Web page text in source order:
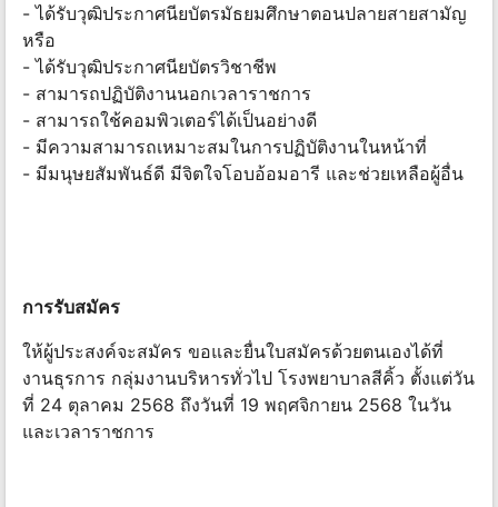
- ได้รับวุฒิประกาศนียบัตรมัธยมศึกษาตอนปลายสายสามัญ
หรือ
- ได้รับวุฒิประกาศนียบัตรวิชาชีพ
- สามารถปฏิบัติงานนอกเวลาราชการ
- สามารถใช้คอมพิวเตอร์ได้เป็นอย่างดี
- มีความสามารถเหมาะสมในการปฏิบัติงานในหน้าที่
- มีมนุษยสัมพันธ์ดี มีจิตใจโอบอ้อมอารี และช่วยเหลือผู้อื่น
การรับสมัคร
ให้ผู้ประสงค์จะสมัคร ขอและยื่นใบสมัครด้วยตนเองได้ที่
งานธุรการ กลุ่มงานบริหารทั่วไป โรงพยาบาลสีคิ้ว ตั้งแต่วัน
ที่ 24 ตุลาคม 2568 ถึงวันที่ 19 พฤศจิกายน 2568 ในวัน
และเวลาราชการ